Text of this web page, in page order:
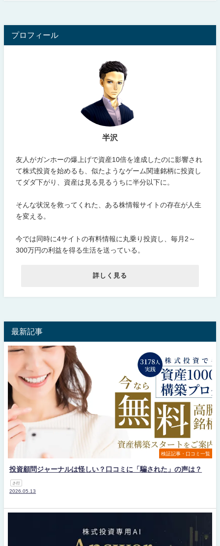
プロフィール
半沢
友人がガンホーの爆上げで資産10倍を達成したのに影響され
て株式投資を始めるも、似たようなゲーム関連銘柄に投資し
てダダ下がり、資産は見る見るうちに半分以下に。
そんな状況を救ってくれた、ある株情報サイトの存在が人生
を変える。
今では同時に4サイトの有料情報に丸乗り投資し、毎月2～
300万円の利益を得る生活を送っている。
詳しく見る
最新記事
検証記事・口コミ一覧
投資顧問ジャーナルは怪しい？口コミに「騙された」の声は？
さ行
2026.05.13